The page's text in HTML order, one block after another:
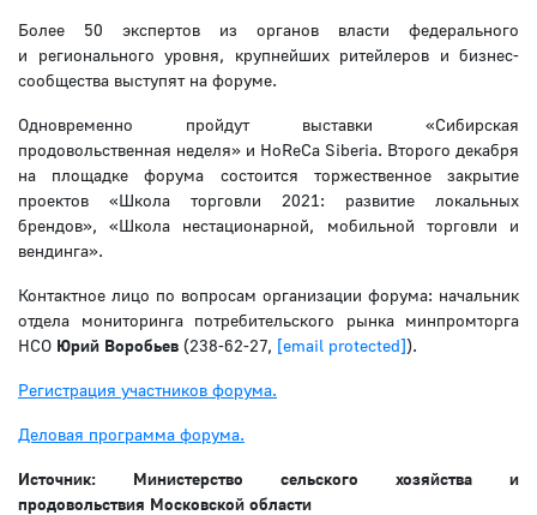
Более 50 экспертов из органов власти федерального
и регионального уровня, крупнейших ритейлеров и бизнес-
сообщества выступят на форуме.
Одновременно пройдут выставки «Сибирская
продовольственная неделя» и HoReCa Siberia. Второго декабря
на площадке форума состоится торжественное закрытие
проектов «Школа торговли 2021: развитие локальных
брендов», «Школа нестационарной, мобильной торговли и
вендинга».
Контактное лицо по вопросам организации форума: начальник
отдела мониторинга потребительского рынка минпромторга
НСО Юрий Воробьев (238-62-27, [email protected]).
Регистрация участников форума.
Деловая программа форума.
Источник: Министерство сельского хозяйства и
продовольствия Московской области